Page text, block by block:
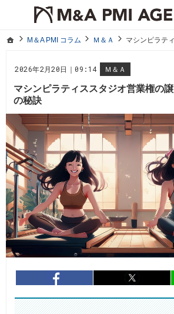
ホームM＆A PMI コラム Ｍ＆Ａ マシンピラティススタ
2026年2月20日｜09:14 Ｍ＆Ａ
マシンピラティススタジオ営業権の
の秘訣
10年以上の経験。企業の経営統合や売却はM＆A PMI AGENTへ。
M＆A PMI コラム｜M＆A・PMI・事業承継のポイントや成功事例
entry887
ホームM＆A PMI コラム Ｍ＆Ａ マシンピラティススタ